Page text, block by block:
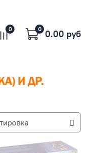
0 0 0.00 руб